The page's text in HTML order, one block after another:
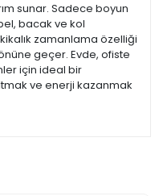
sunar. Sadece boyun
bacak ve kol
zamanlama özelliği
önüne geçer. Evde, ofiste
için ideal bir
ve enerji kazanmak